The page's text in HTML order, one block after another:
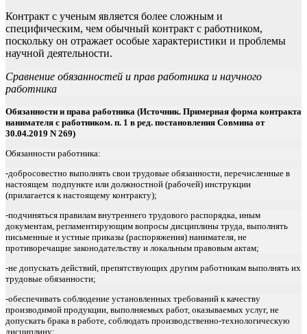
Контракт с ученым является более сложным и
специфическим, чем обычный контракт с работником,
поскольку он отражает особые характеристики и проблемы
научной деятельности.
Сравнение обязанностей и прав работника и научного
работника
Обязанности и права работника (Источник. Примерная форма контракта
нанимателя с работником. п. 1 в ред. постановления Совмина от
30.04.2019 N 269)
Обязанности работника:
-добросовестно выполнять свои трудовые обязанности, перечисленные в
настоящем подпункте или должностной (рабочей) инструкции
(прилагается к настоящему контракту);
-подчиняться правилам внутреннего трудового распорядка, иным
документам, регламентирующим вопросы дисциплины труда, выполнять
письменные и устные приказы (распоряжения) нанимателя, не
противоречащие законодательству и локальным правовым актам;
-не допускать действий, препятствующих другим работникам выполнять их
трудовые обязанности;
-обеспечивать соблюдение установленных требований к качеству
производимой продукции, выполняемых работ, оказываемых услуг, не
допускать брака в работе, соблюдать производственно-технологическую
дисциплину;